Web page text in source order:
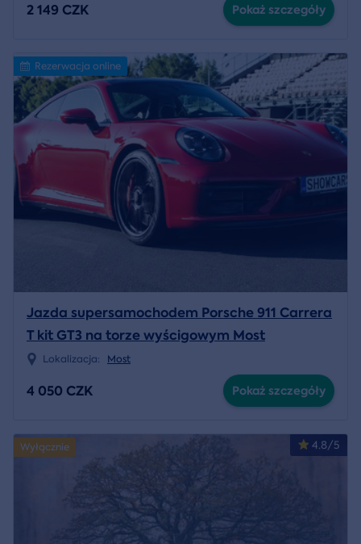
2 149 CZK Pokaż szczegóły
Rezerwacja online
Jazda supersamochodem Porsche 911 Carrera
T kit GT3 na torze wyścigowym Most
Lokalizacja: Most
4 050 CZK Pokaż szczegóły
4.8/5
Wyłącznie